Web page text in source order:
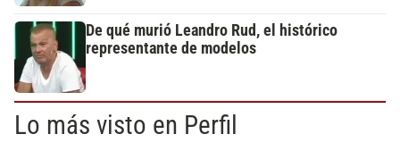
De qué murió Leandro Rud, el histórico
representante de modelos
Lo más visto en Perfil